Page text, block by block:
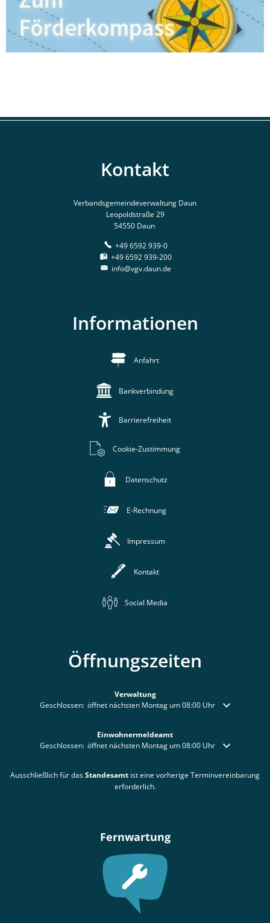
Kontakt
Verbandsgemeindeverwaltung Daun
Leopoldstraße 29
54550 Daun
+49 6592 939-0
+49 6592 939-200
info@vgv.daun.de
Informationen
Anfahrt
Bankverbindung
Barrierefreiheit
Cookie-Zustimmung
Datenschutz
E-Rechnung
Impressum
Kontakt
Social Media
Öffnungszeiten
Verwaltung
Klicken, um weitere Öffnungs- oder Schließzeiten auszublenden
Geschlossen: öffnet nächsten Montag um 08:00 Uhr
Einwohnermeldeamt
Klicken, um weitere Öffnungs- oder Schließzeiten auszublenden
Geschlossen: öffnet nächsten Montag um 08:00 Uhr
Ausschließlich für dasStandesamt ist eine vorherige Terminvereinbarung
erforderlich.
Fernwartung